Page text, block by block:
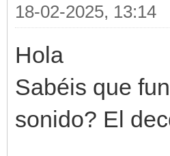
18-02-2025, 13:14
Hola
Sabéis que
sonido? El